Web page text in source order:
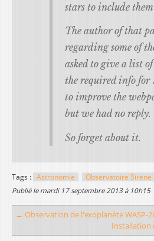
stars to include
The author of that
regarding some of
asked to give a list
the required info
to improve the
but we had no reply.
So forget about it.
Tags : Astronomie Observatoire Sirene
publié le mardi 17 septembre 2013 à 10h15
← Observation de l'exoplanète WASP-
Installation